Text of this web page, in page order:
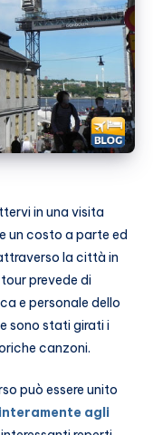
in una visita
un costo a parte ed
la città in
prevede di
e personale dello
sono stati girati i
canzoni.
può essere unito
agli